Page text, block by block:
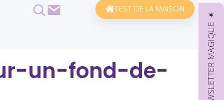
Rechercher
Contact TEST DE LA MAISON
un-fond-de-
✶ NEWSLETTER MAGIQUE ✶